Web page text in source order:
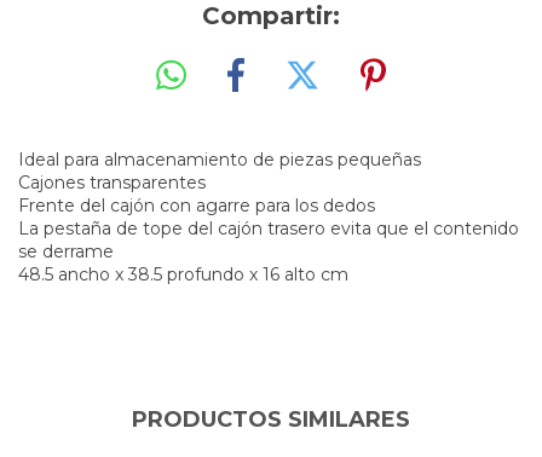
Compartir:
Ideal para almacenamiento de piezas pequeñas
Cajones transparentes
Frente del cajón con agarre para los dedos
La pestaña de tope del cajón trasero evita que el contenido
se derrame
48.5 ancho x 38.5 profundo x 16 alto cm
PRODUCTOS SIMILARES